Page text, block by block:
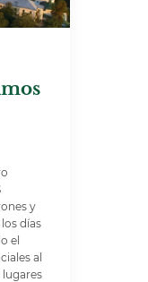
y
días
el
al